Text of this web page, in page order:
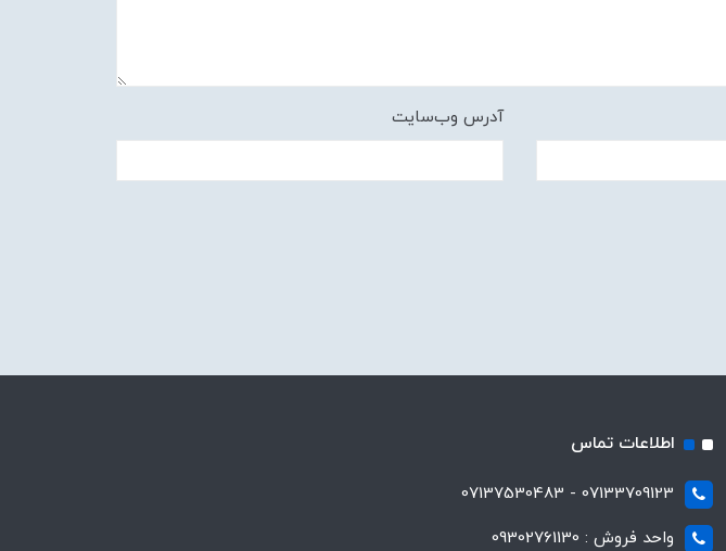
آدرس وب‌سایت
اطلاعات تماس
07133709123 - 07137530483
واحد فروش : 09302761130